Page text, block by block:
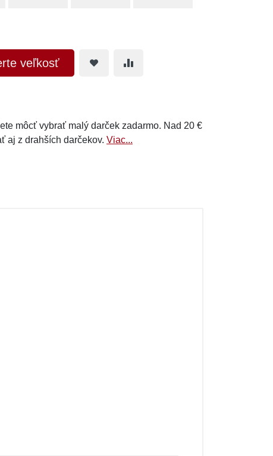
veľkosť
môcť vybrať malý darček zadarmo. Nad 20 €
aj z drahších darčekov. Viac...